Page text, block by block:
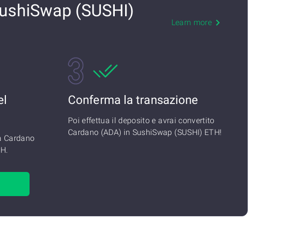
(SUSHI)
Learn more
Cardano
Conferma la transazione
Poi effettua il deposito e avrai convertito
Cardano (ADA) in SushiSwap (SUSHI) ETH!